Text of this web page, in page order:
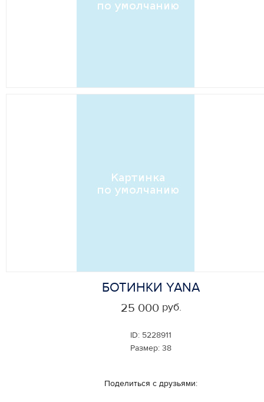
БОТИНКИ YANA
ID: 5228911
Размер: 38
25 000 руб.
Поделиться с друзьями: